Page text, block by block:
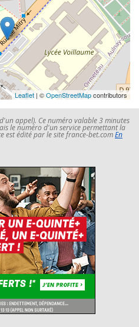
Leaflet | ©OpenStreetMapcontributors
appel). Ce numéro valable 3 minutes
le numéro d'un service permettant la
est édité par le site france-bet.comEn